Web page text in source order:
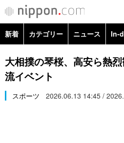
カテゴリー
新着 カテゴリー ニュース In-
政治・外交
経済・ビジネス
大相撲の琴桜、高安ら熱
流イベント
スポーツ 2026.06.13 14:45 /